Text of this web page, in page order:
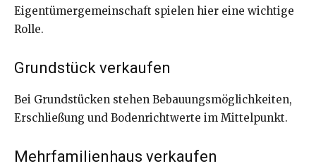
Eigentümergemeinschaft spielen hier eine wichtige
Rolle.
Grundstück verkaufen
Bei Grundstücken stehen Bebauungsmöglichkeiten,
Erschließung und Bodenrichtwerte im Mittelpunkt.
Mehrfamilienhaus verkaufen